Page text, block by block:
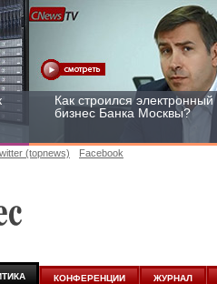
Как строился электронный
бизнес Банка Москвы?
участвовать
(topnews) Facebook
КОНФЕРЕНЦИИ ЖУРНАЛ